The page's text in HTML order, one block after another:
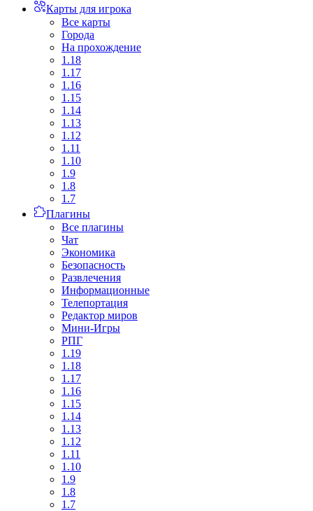
Карты для игрока
Все карты
Города
На прохождение
1.18
1.17
1.16
1.15
1.14
1.13
1.12
1.11
1.10
1.9
1.8
1.7
Плагины
Все плагины
Чат
Экономика
Безопасность
Развлечения
Информационные
Телепортация
Редактор миров
Мини-Игры
РПГ
1.19
1.18
1.17
1.16
1.15
1.14
1.13
1.12
1.11
1.10
1.9
1.8
1.7